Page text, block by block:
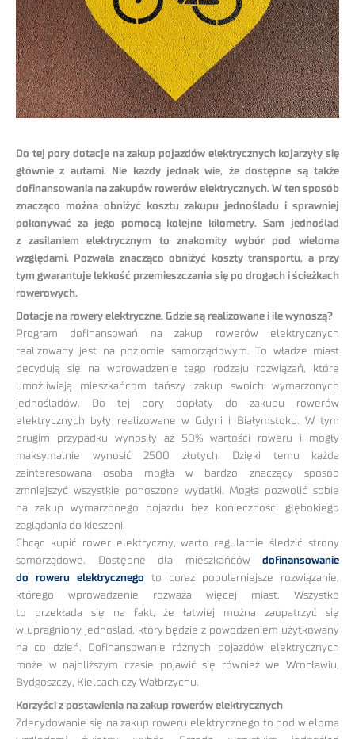
Do tej pory dotacje na zakup pojazdów elektrycznych kojarzyły się
głównie z autami. Nie każdy jednak wie, że dostępne są także
dofinansowania na zakupów rowerów elektrycznych. W ten sposób
znacząco można obniżyć kosztu zakupu jednośladu i sprawniej
pokonywać za jego pomocą kolejne kilometry. Sam jednoślad
z zasilaniem elektrycznym to znakomity wybór pod wieloma
względami. Pozwala znacząco obniżyć koszty transportu, a przy
tym gwarantuje lekkość przemieszczania się po drogach i ścieżkach
rowerowych.
Dotacje na rowery elektryczne. Gdzie są realizowane i ile wynoszą?
Program dofinansowań na zakup rowerów elektrycznych
realizowany jest na poziomie samorządowym. To władze miast
decydują się na wprowadzenie tego rodzaju rozwiązań, które
umożliwiają mieszkańcom tańszy zakup swoich wymarzonych
jednośladów. Do tej pory dopłaty do zakupu rowerów
elektrycznych były realizowane w Gdyni i Białymstoku. W tym
drugim przypadku wynosiły aż 50% wartości roweru i mogły
maksymalnie wynosić 2500 złotych. Dzięki temu każda
zainteresowana osoba mogła w bardzo znaczący sposób
zmniejszyć wszystkie ponoszone wydatki. Mogła pozwolić sobie
na zakup wymarzonego pojazdu bez konieczności głębokiego
zaglądania do kieszeni.
Chcąc kupić rower elektryczny, warto regularnie śledzić strony
samorządowe. Dostępne dla mieszkańców dofinansowanie
do roweru elektrycznego to coraz popularniejsze rozwiązanie,
którego wprowadzenie rozważa więcej miast. Wszystko
to przekłada się na fakt, że łatwiej można zaopatrzyć się
w upragniony jednoślad, który będzie z powodzeniem użytkowany
na co dzień. Dofinansowanie różnych pojazdów elektrycznych
może w najbliższym czasie pojawić się również we Wrocławiu,
Bydgoszczy, Kielcach czy Wałbrzychu.
Korzyści z postawienia na zakup rowerów elektrycznych
Zdecydowanie się na zakup roweru elektrycznego to pod wieloma